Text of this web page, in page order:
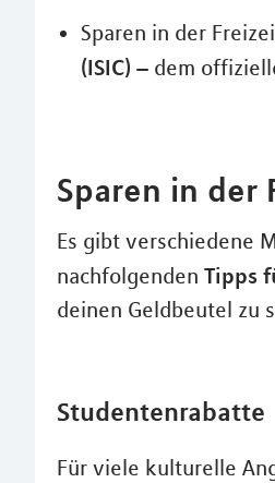
Sparen in der
(ISIC) – dem
Sparen in der
Es gibt verschiedene
nachfolgenden Tipps
deinen Geldbeutel zu
Studentenrabatte
Für viele kulturelle